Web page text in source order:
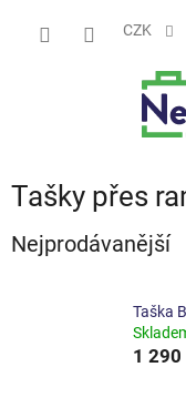
CZK
Tašky přes
Nejprodávanější
Taška
1 290